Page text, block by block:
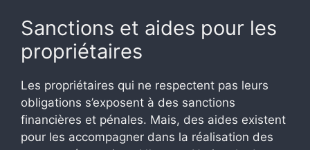
Sanctions et aides pour les
propriétaires
Les propriétaires qui ne respectent pas leurs
obligations s’exposent à des sanctions
financières et pénales. Mais, des aides existent
pour les accompagner dans la réalisation des